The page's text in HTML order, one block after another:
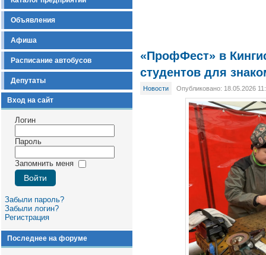
Объявления
Афиша
Расписание автобусов
Депутаты
Вход на сайт
Логин
Пароль
Запомнить меня
Забыли пароль?
Забыли логин?
Регистрация
Последнее на форуме
«ПрофФест» в
студентов для
Новости Опубликовано: 18.05.2026